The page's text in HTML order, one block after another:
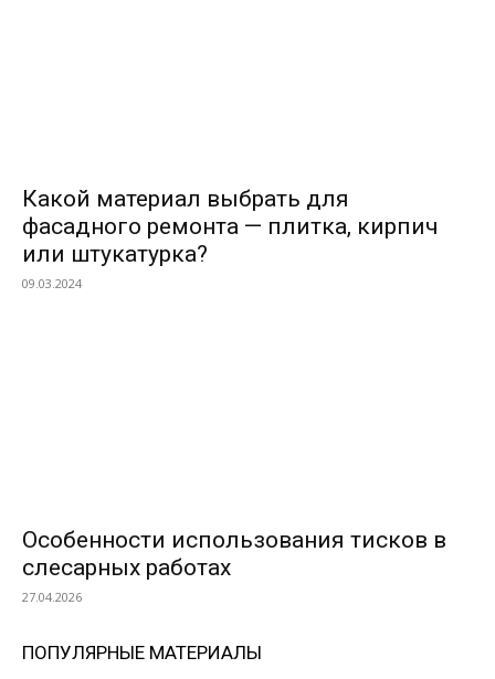
Какой материал выбрать для
фасадного ремонта — плитка, кирпич
или штукатурка?
09.03.2024
Особенности использования тисков в
слесарных работах
27.04.2026
ПОПУЛЯРНЫЕ МАТЕРИАЛЫ